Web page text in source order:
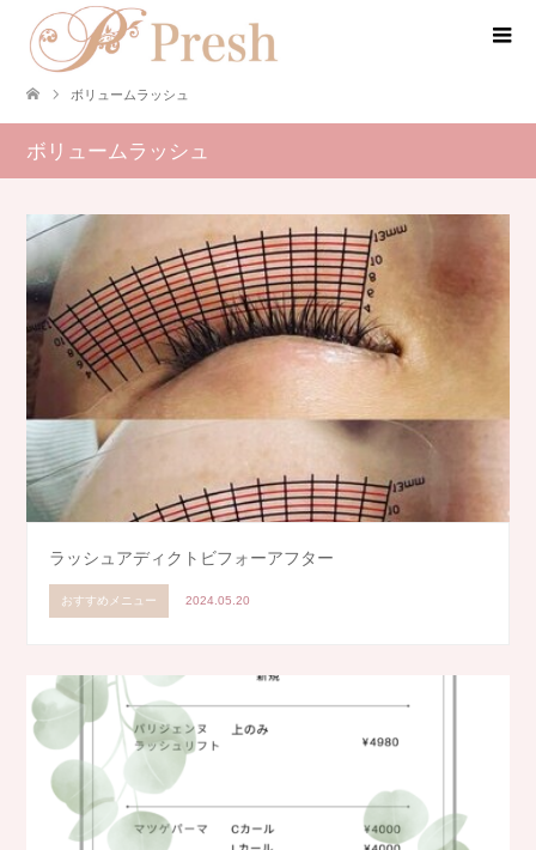
ボリュームラッシュ
ボリュームラッシュ
ラッシュアディクトビフォーアフター
おすすめメニュー 2024.05.20